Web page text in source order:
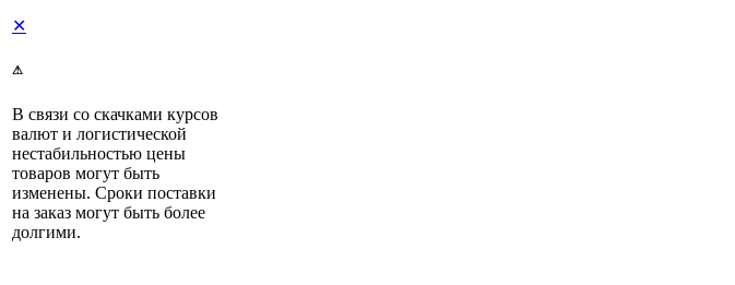
✕
⚠
В связи со скачками курсов
валют и логистической
нестабильностью цены
товаров могут быть
изменены. Сроки поставки
на заказ могут быть более
долгими.